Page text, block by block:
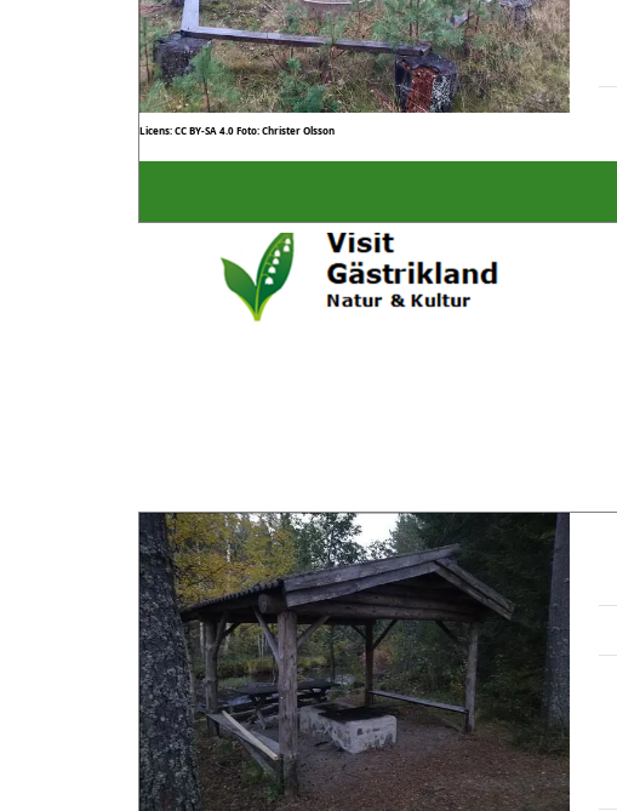
Licens: CC BY-SA 4.0Foto: Christer Olsson